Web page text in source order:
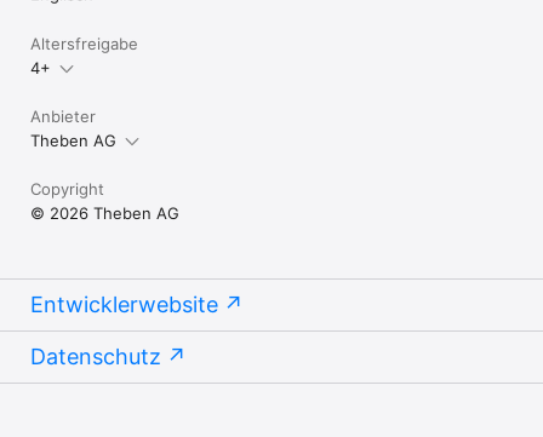
Altersfreigabe
4+
Anbieter
Theben AG
Copyright
© 2026 Theben AG
Entwicklerwebsite
Datenschutz